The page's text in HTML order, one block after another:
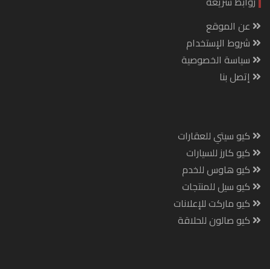
عن الموقع
شروط الإستخدام
سياسة الخصوصية
إتصل بنا
كيو سيتي للعقارات
كيو كارز للسيارات
كيو هاوس للخدم
كيو سيل للمنتجات
كيو ماركت للإعلانات
كيو صالون للحلاقة